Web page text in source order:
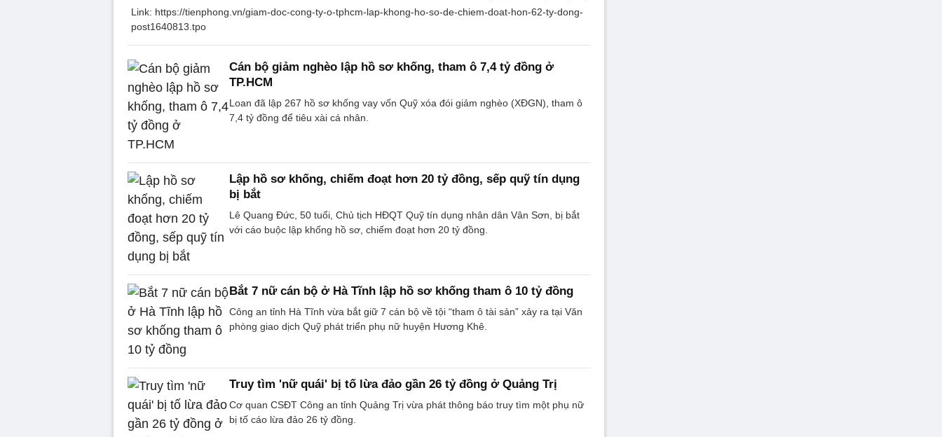
Link: https://tienphong.vn/giam-doc-cong-ty-o-tphcm-lap-khong-ho-so-de-chiem-doat-hon-62-ty-dong-
post1640813.tpo
Cán bộ giảm nghèo lập hồ sơ khống, tham ô 7,4 tỷ đồng ở
TP.HCM
Loan đã lập 267 hồ sơ khống vay vốn Quỹ xóa đói giảm nghèo (XĐGN), tham ô
7,4 tỷ đồng để tiêu xài cá nhân.
Lập hồ sơ khống, chiếm đoạt hơn 20 tỷ đồng, sếp quỹ tín dụng
bị bắt
Lê Quang Đức, 50 tuổi, Chủ tịch HĐQT Quỹ tín dụng nhân dân Vân Sơn, bị bắt
với cáo buộc lập khống hồ sơ, chiếm đoạt hơn 20 tỷ đồng.
Bắt 7 nữ cán bộ ở Hà Tĩnh lập hồ sơ khống tham ô 10 tỷ đồng
Công an tỉnh Hà Tĩnh vừa bắt giữ 7 cán bộ về tội “tham ô tài sản” xảy ra tại Văn
phòng giao dịch Quỹ phát triển phụ nữ huyện Hương Khê.
Truy tìm 'nữ quái' bị tố lừa đảo gần 26 tỷ đồng ở Quảng Trị
Cơ quan CSĐT Công an tỉnh Quảng Trị vừa phát thông báo truy tìm một phụ nữ
bị tố cáo lừa đảo 26 tỷ đồng.